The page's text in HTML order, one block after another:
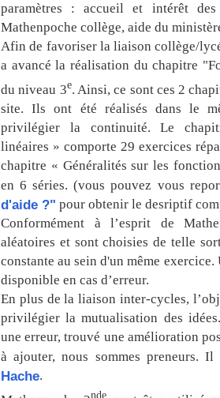
paramètres : accueil et intérêt des
Mathenpoche collège, aide du
Afin de favoriser la liaison collège/
a avancé la réalisation du chapitre
du niveau 3e. Ainsi, ce sont ces 2
site. Ils ont été réalisés dans le
privilégier la continuité. Le
linéaires » comporte 29 exercices
chapitre « Généralités sur les
en 6 séries. (vous pouvez vous
d'aide ?" pour obtenir le desriptif
Conformément à l’esprit de
aléatoires et sont choisies de telle
constante au sein d'un même
disponible en cas d’erreur.
En plus de la liaison inter-cycles,
privilégier la mutualisation des
une erreur, trouvé une amélioration
à ajouter, nous sommes preneurs.
Hache.
nde